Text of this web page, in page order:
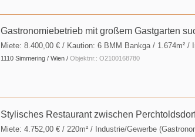
Gastronomiebetrieb mit großem Gastgarten
Miete: 8.400,00 € / Kaution: 6 BMM Bankga/ 1.674m² /
1110 Simmering / Wien / Objektnr.: O2100168780
Stylisches Restaurant zwischen
Miete: 4.752,00 € / 220m² / Industrie/Gewerbe